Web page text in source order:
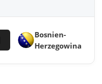
Bosnien-
Herzegowina